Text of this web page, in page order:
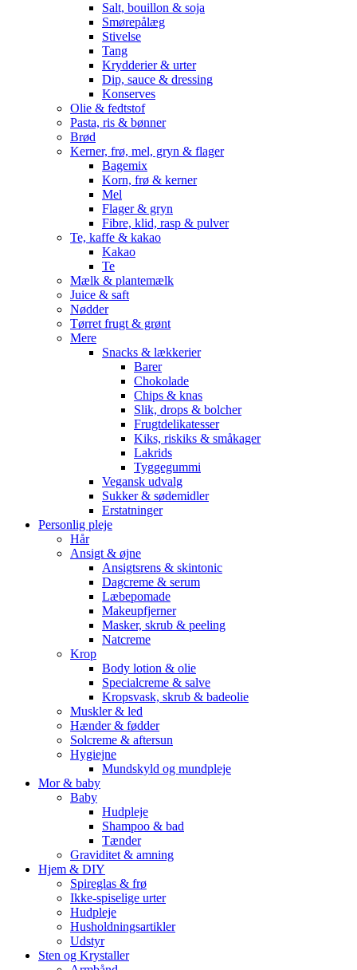
Salt, bouillon & soja
Smørepålæg
Stivelse
Tang
Krydderier & urter
Dip, sauce & dressing
Konserves
Olie & fedtstof
Pasta, ris & bønner
Brød
Kerner, frø, mel, gryn & flager
Bagemix
Korn, frø & kerner
Mel
Flager & gryn
Fibre, klid, rasp & pulver
Te, kaffe & kakao
Kakao
Te
Mælk & plantemælk
Juice & saft
Nødder
Tørret frugt & grønt
Mere
Snacks & lækkerier
Barer
Chokolade
Chips & knas
Slik, drops & bolcher
Frugtdelikatesser
Kiks, riskiks & småkager
Lakrids
Tyggegummi
Vegansk udvalg
Sukker & sødemidler
Erstatninger
Personlig pleje
Hår
Ansigt & øjne
Ansigtsrens & skintonic
Dagcreme & serum
Læbepomade
Makeupfjerner
Masker, skrub & peeling
Natcreme
Krop
Body lotion & olie
Specialcreme & salve
Kropsvask, skrub & badeolie
Muskler & led
Hænder & fødder
Solcreme & aftersun
Hygiejne
Mundskyld og mundpleje
Mor & baby
Baby
Hudpleje
Shampoo & bad
Tænder
Graviditet & amning
Hjem & DIY
Spireglas & frø
Ikke-spiselige urter
Hudpleje
Husholdningsartikler
Udstyr
Sten og Krystaller